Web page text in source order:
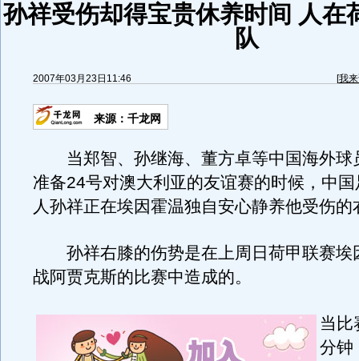
孙祥受伤却得宝贵休养时间 人在
队
2007年03月23日11:46 [我
来源：千龙网
当郑智、孙继海、董方卓等中国海外球
准备24号对澳大利亚的友谊赛的时候，中
人孙祥正在埃因霍温独自安心静养他受伤的
孙祥右膝的伤势是在上周日荷甲联赛埃
战阿贾克斯的比赛中造成的。
当比
分钟